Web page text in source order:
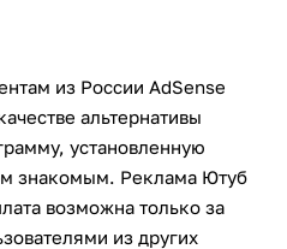
из России AdSense
альтернативы
установленную
знакомым. Реклама Ютуб
возможна только за
из других